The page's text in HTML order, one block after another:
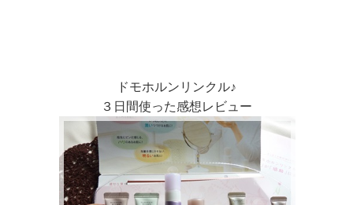
ドモホルンリンクル♪
３日間使った感想レビュー